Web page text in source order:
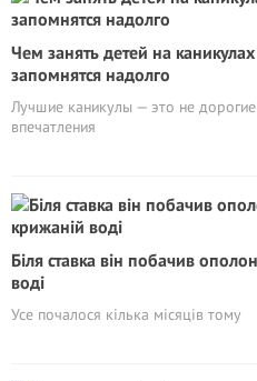
Чем занять детей на
запомнятся надолго
Лучшие каникулы — это не
впечатления
Біля ставка він побачив
воді
Усе почалося кілька місяців тому